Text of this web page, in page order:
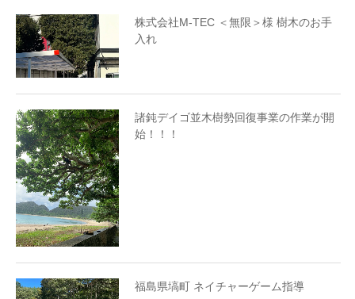
株式会社M-TEC ＜無限＞様 樹木のお手
入れ
諸鈍デイゴ並木樹勢回復事業の作業が開
始！！！
福島県塙町 ネイチャーゲーム指導